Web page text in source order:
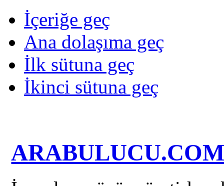
İçeriğe geç
Ana dolaşıma geç
İlk sütuna geç
İkinci sütuna geç